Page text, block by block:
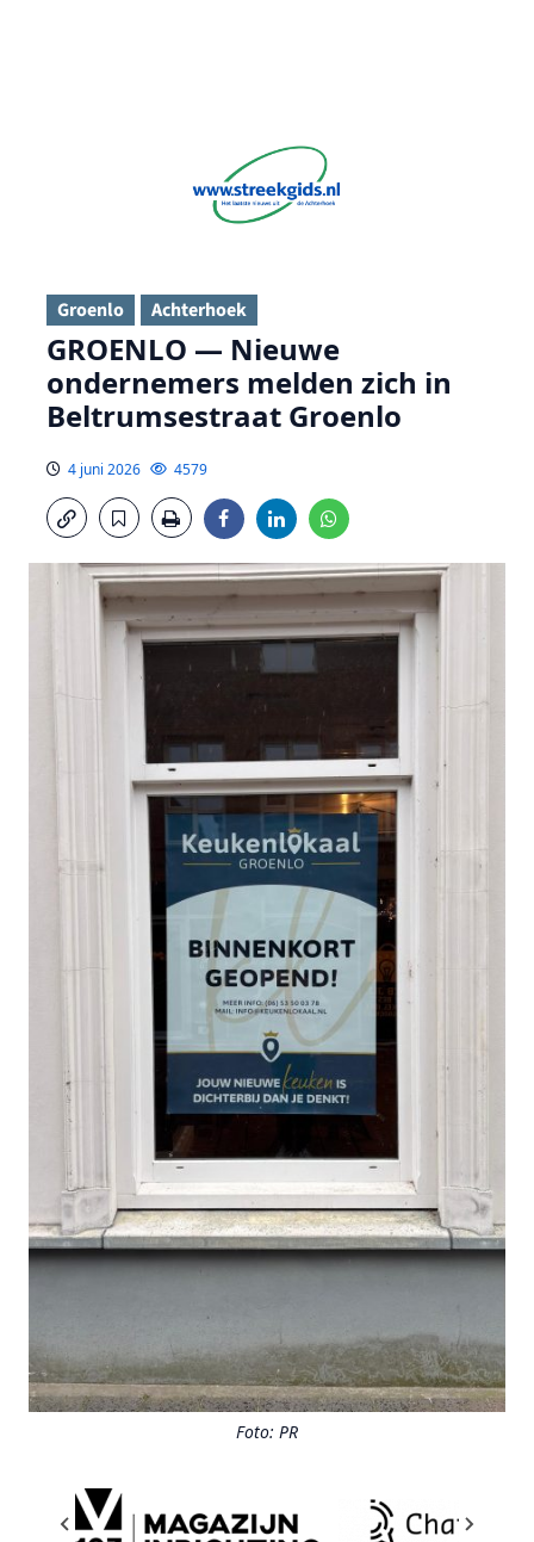
Groenlo Achterhoek
GROENLO — Nieuwe
ondernemers melden zich in
Beltrumsestraat Groenlo
4 juni 2026 4579
Foto: PR